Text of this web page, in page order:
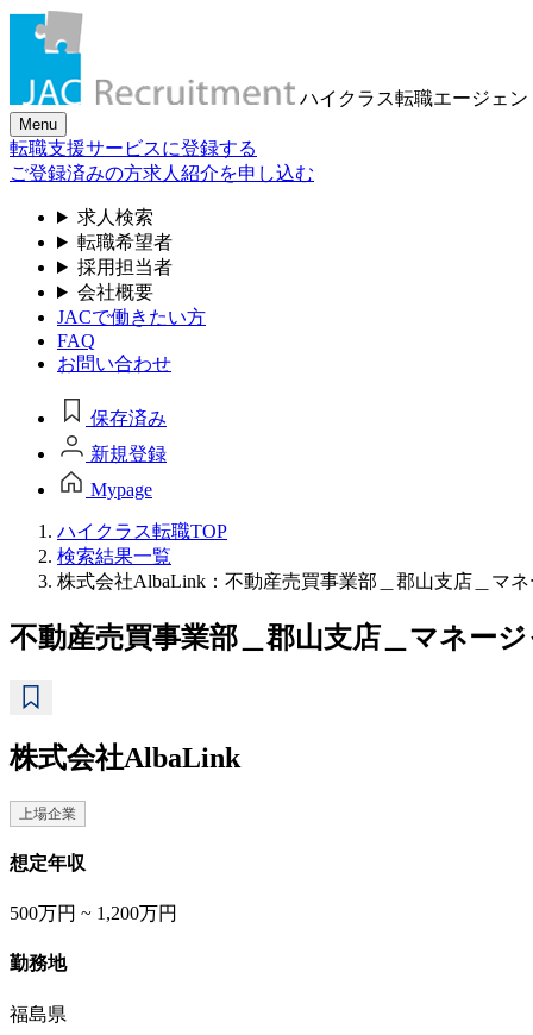
ハイクラス転職エージェン
Menu
転職支援サービスに登録する
ご登録済みの方求人紹介を申し込む
求人検索
転職希望者
採用担当者
会社概要
JACで働きたい方
FAQ
お問い合わせ
保存済み
新規登録
Mypage
ハイクラス転職TOP
検索結果一覧
株式会社AlbaLink：不動産売買事業部＿郡山支店＿マ
不動産売買事業部＿郡山支店＿マネー
株式会社AlbaLink
上場企業
想定年収
500万円 ~ 1,200万円
勤務地
福島県